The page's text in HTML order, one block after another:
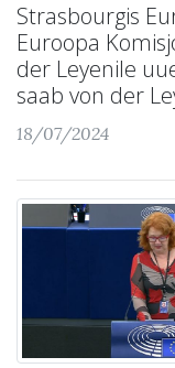
Strasbourgis
Euroopa
der Leyenile
saab von der
18/07/2024